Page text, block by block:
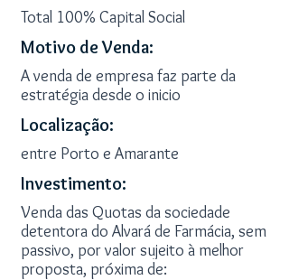
Total 100% Capital Social
Motivo de Venda:
A venda de empresa faz parte da
estratégia desde o inicio
Localização:
entre Porto e Amarante
Investimento:
Venda das Quotas da sociedade
detentora do Alvará de Farmácia, sem
passivo, por valor sujeito à melhor
proposta, próxima de: